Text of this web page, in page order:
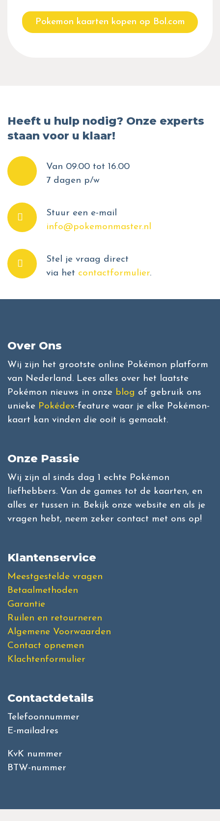
Pokemon kaarten kopen op Bol.com
Heeft u hulp nodig? Onze experts
staan voor u klaar!
Van 09.00 tot 16.00
7 dagen p/w
Stuur een e-mail
info@pokemonmaster.nl
Stel je vraag direct
via het contactformulier.
Over Ons
Wij zijn het grootste online Pokémon platform
van Nederland. Lees alles over het laatste
Pokémon nieuws in onze blog of gebruik ons
unieke Pokédex-feature waar je elke Pokémon-
kaart kan vinden die ooit is gemaakt.
Onze Passie
Wij zijn al sinds dag 1 echte Pokémon
liefhebbers. Van de games tot de kaarten, en
alles er tussen in. Bekijk onze website en als je
vragen hebt, neem zeker contact met ons op!
Klantenservice
Meestgestelde vragen
Betaalmethoden
Garantie
Ruilen en retourneren
Algemene Voorwaarden
Contact opnemen
Klachtenformulier
Contactdetails
Telefoonnummer
E-mailadres
KvK nummer
BTW-nummer